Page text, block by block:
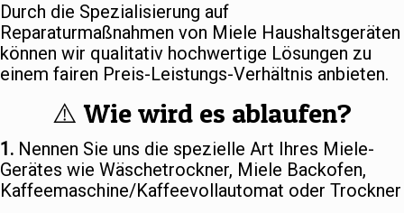
Durch die Spezialisierung auf
Reparaturmaßnahmen von Miele Haushaltsgeräten
können wir qualitativ hochwertige Lösungen zu
einem fairen Preis-Leistungs-Verhältnis anbieten.
⚠️ Wie wird es ablaufen?
1. Nennen Sie uns die spezielle Art Ihres Miele-
Gerätes wie Wäschetrockner, Miele Backofen,
Kaffeemaschine/Kaffeevollautomat oder Trockner